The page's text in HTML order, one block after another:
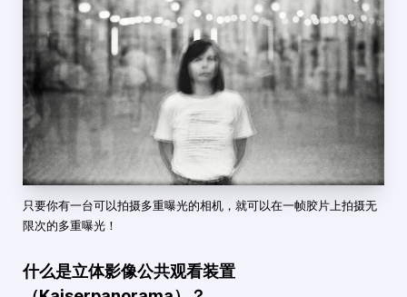
只要你有一台可以拍摄多重曝光的相机，就可以在一帧胶片上拍摄无
限次的多重曝光！
什么是立体影像公共观看装置